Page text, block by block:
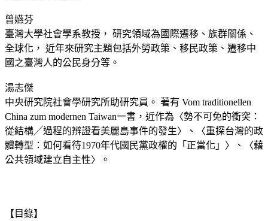
曾嬿芬
臺灣大學社會學系教授， 研究領域為國際遷移、族群關係、
全球化， 近年來研究主題包括外勞政策、移民政策、遷移中
國之臺灣人的公民身分等。
湯志傑
中央研究院社會學研究所助研究員。 著有 Vom traditionellen
China zum modernen Taiwan一書，近作為〈勢不可免的衝突：
從結構╱過程的辨證看美麗島事件的發生〉、〈重探台灣的政
體轉型：如何看待1970年代國民黨政權的「正當化」〉、〈藉
公共領域建立自主性〉。
【目錄】